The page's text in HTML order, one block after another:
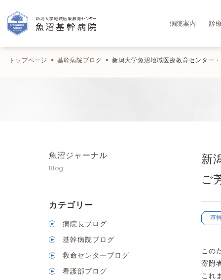
病院案内 診
トップページ > 基幹病院ブログ > 新潟大学魚沼地域医療教育センター
魚沼ジャーナル
Blog
カテゴリー
病院長ブログ
基幹病院ブログ
救命センターブログ
看護部ブログ
新
ご
基
この
寄附
これ